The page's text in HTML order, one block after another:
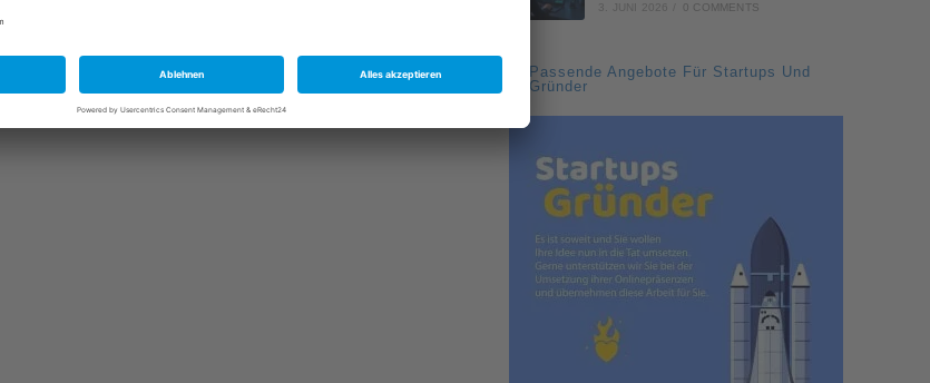
3. JUNI 2026 0 COMMENTS
Passende Angebote Für Startups Und
Gründer